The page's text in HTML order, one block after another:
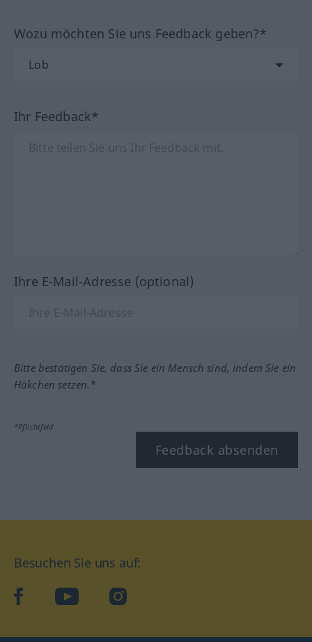
Wozu möchten Sie uns Feedback geben?*
Ihr Feedback*
Ihre E-Mail-Adresse (optional)
Bitte bestätigen Sie, dass Sie ein Mensch sind, indem Sie ein
Häkchen setzen.*
*Pflichtfeld
Feedback absenden
Besuchen Sie uns auf:
facebookYouTube Instagram